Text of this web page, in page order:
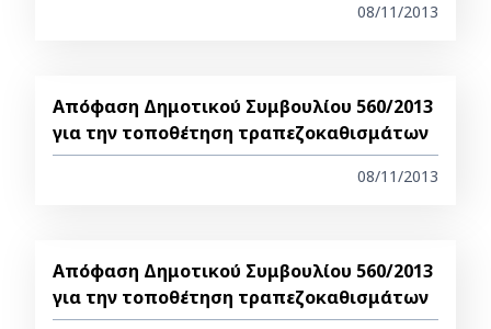
08/11/2013
Απόφαση Δημοτικού Συμβουλίου 560/2013
για την τοποθέτηση τραπεζοκαθισμάτων
08/11/2013
Απόφαση Δημοτικού Συμβουλίου 560/2013
για την τοποθέτηση τραπεζοκαθισμάτων